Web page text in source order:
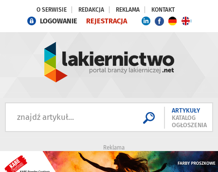
O SERWISIE REDAKCJA REKLAMA KONTAKT
LOGOWANIE REJESTRACJA
ARTYKUŁY
KATALOG
OGŁOSZENIA
Reklama